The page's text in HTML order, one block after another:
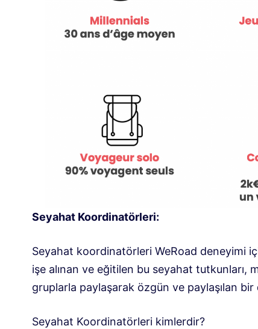
Seyahat Koordinatörleri:
Seyahat koordinatörleri WeRoad deneyimi
işe alınan ve eğitilen bu seyahat tutkunları,
gruplarla paylaşarak özgün ve paylaşılan
Seyahat Koordinatörleri kimlerdir?